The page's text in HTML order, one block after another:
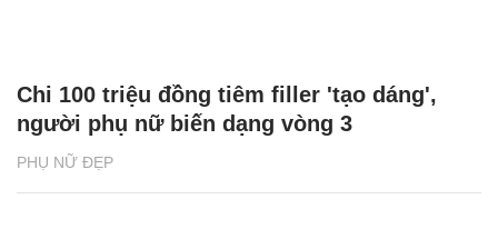
PHỤ NỮ ĐẸP
Chi 100 triệu đồng tiêm filler 'tạo dáng',
người phụ nữ biến dạng vòng 3